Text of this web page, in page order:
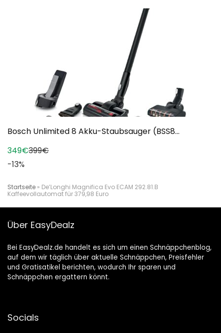
Bosch Unlimited 8 Akku-Staubsauger (BSS8...
349€399€
-13%
Startseite » De’Longhi Magnifica Evo ECAM 292.81.B
Kaffeevollautomat für 379,98 Euro
Über EasyDealz
Bei EasyDealz.de handelt es sich um einen Schnäppchenblog,
auf dem wir täglich über aktuelle Schnäppchen, Preisfehler
und Gratisatikel berichten, wodurch Ihr sparen und
Schnäppchen ergattern könnt.
Socials